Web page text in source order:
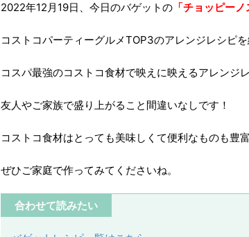
2022年12月19日、今日のバゲットの 「チョッピー
コストコパーティーグルメTOP3のアレンジレシピを
コスパ最強のコストコ食材で映えに映えるアレンジ
友人やご家族で盛り上がること間違いなしです！
コストコ食材はとっても美味しくて便利なものも豊
ぜひご家庭で作ってみてくださいね。
合わせて読みたい